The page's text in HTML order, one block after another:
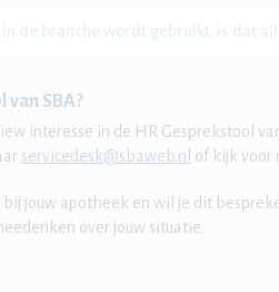
de branche wordt gebruikt, is dat
van SBA?
interesse in de HR Gesprekstool
servicedesk@sbaweb.nl of kijk voor
jouw apotheek en wil je dit
over jouw situatie.